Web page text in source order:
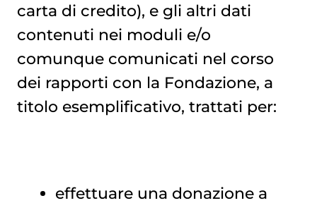
carta di credito), e gli altri dati
contenuti nei moduli e/o
comunque comunicati nel corso
dei rapporti con la Fondazione, a
titolo esemplificativo, trattati per:
effettuare una donazione a